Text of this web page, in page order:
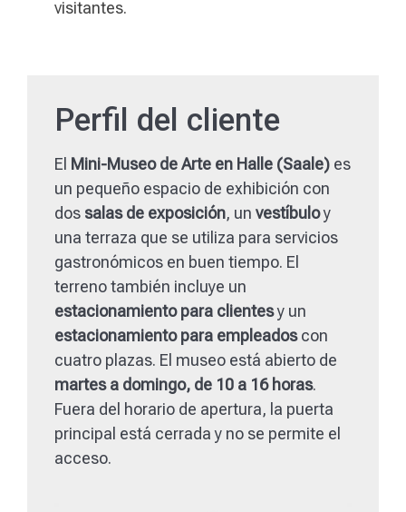
visitantes.
Perfil del cliente
El Mini-Museo de Arte en Halle (Saale) es
un pequeño espacio de exhibición con
dos salas de exposición, un vestíbuloy
una terraza que se utiliza para servicios
gastronómicos en buen tiempo. El
terreno también incluye un
estacionamiento para clientesy un
estacionamiento para empleadoscon
cuatro plazas. El museo está abierto de
martes a domingo, de 10 a 16 horas.
Fuera del horario de apertura, la puerta
principal está cerrada y no se permite el
acceso.